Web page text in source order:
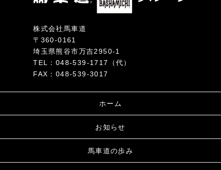
株式会社馬車道
〒360-0161
埼玉県熊谷市万吉2950-1
TEL：048-539-1717（代）
FAX：048-539-3017
ホーム
お知らせ
馬車道の歩み